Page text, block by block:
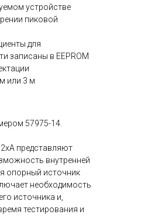
устройстве
пиковой
для
записаны в EEPROM
или 3 м
57975-14.
представляют
внутренней
опорный источник
необходимость
источника и,
тестирования и